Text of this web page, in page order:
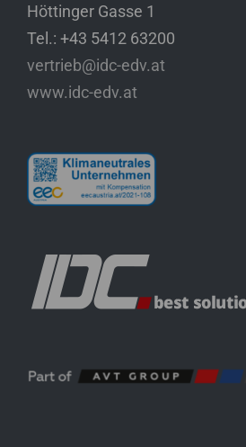
Höttinger Gasse 1
Tel.: +43 5412 63200
vertrieb@idc-edv.at
www.idc-edv.at